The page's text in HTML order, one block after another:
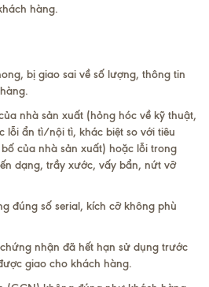
hàng.
bị giao sai về số lượng, thông tin
nhà sản xuất (hỏng hóc về kỹ thuật,
lỗi ẩn tì/nội tì, khác biệt so với tiêu
của nhà sản xuất) hoặc lỗi trong
dạng, trầy xước, vấy bẩn, nứt vỡ
đúng số serial, kích cỡ không phù
nhận đã hết hạn sử dụng trước
giao cho khách hàng.